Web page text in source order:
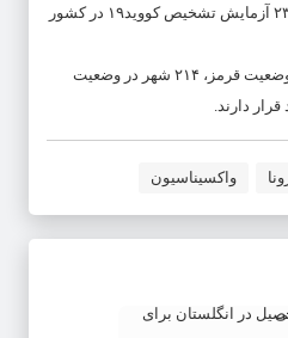
تا کنون ۱۹ میلیون و ۵۹ هزار و ۲۳۸ آزمایش تشخیص کووید۱۹ در کشور
در حال حاضر ۱۳ شهر کشور در وضعیت قرمز، ۲۱۴ شهر در وضعیت
واکسیناسیون